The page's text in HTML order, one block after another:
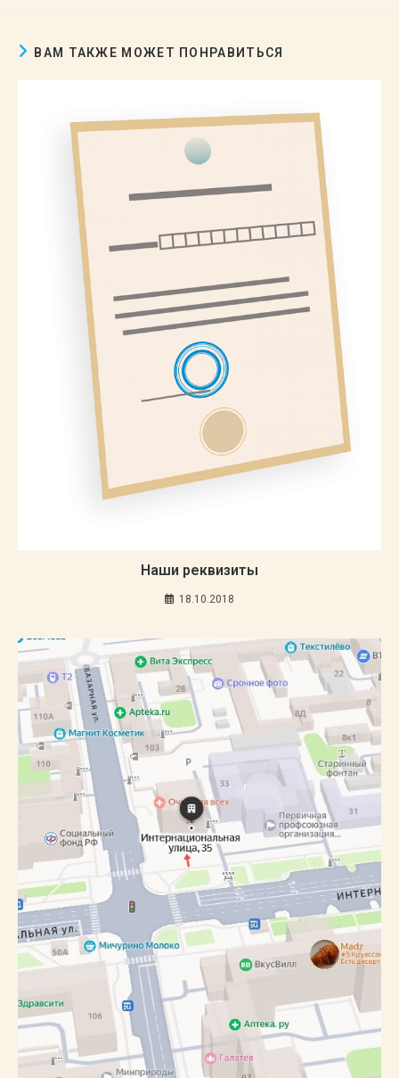
ВАМ ТАКЖЕ МОЖЕТ ПОНРАВИТЬСЯ
Наши реквизиты
18.10.2018